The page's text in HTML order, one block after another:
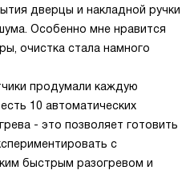
дверцы и накладной ручки
Особенно мне нравится
очистка стала намного
продумали каждую
10 автоматических
- это позволяет готовить
с
быстрым разогревом и